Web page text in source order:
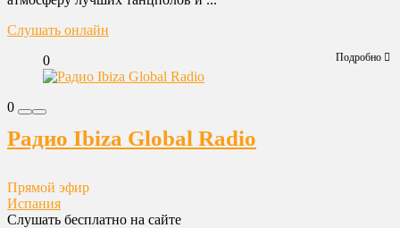
Слушать онлайн
Подробно
0
0
Радио Ibiza Global Radio
Прямой эфир
Испания
Слушать бесплатно на сайте